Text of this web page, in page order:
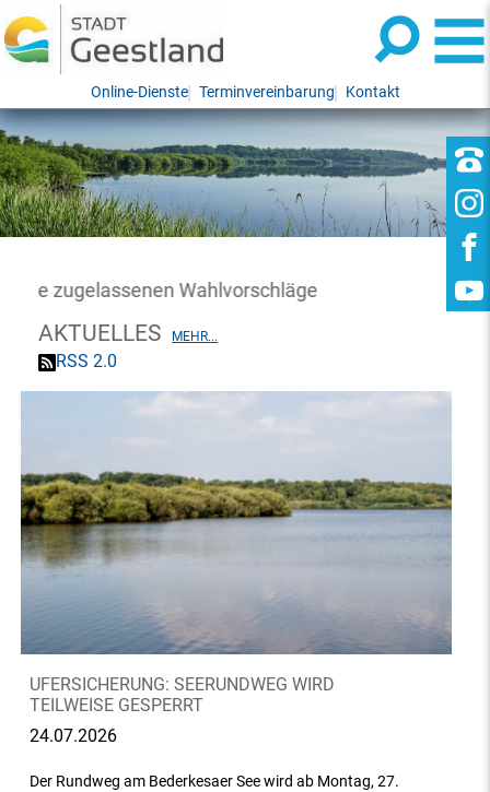
Online-Dienste Terminvereinbarung Kontakt
AKTUELLES MEHR...
zugelassenen Wahlvorschläge
RSS 2.0
UFERSICHERUNG: SEERUNDWEG WIRD
TEILWEISE GESPERRT
24.07.2026
Der Rundweg am Bederkesaer See wird ab Montag, 27.